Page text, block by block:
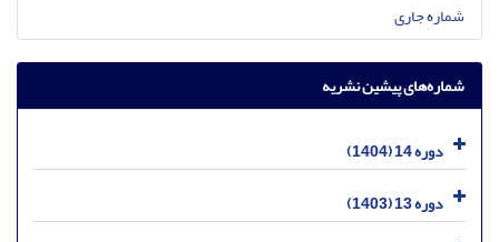
شماره جاری
شماره‌های پیشین نشریه
دوره 14 (1404)
دوره 13 (1403)